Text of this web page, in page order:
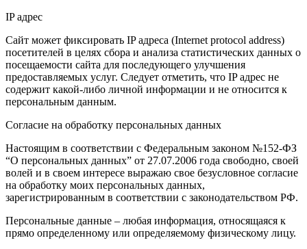
IP адрес
Сайт может фиксировать IP адреса (Internet protocol address)
посетителей в целях сбора и анализа статистических данных о
посещаемости сайта для последующего улучшения
предоставляемых услуг. Следует отметить, что IP адрес не
содержит какой-либо личной информации и не относится к
персональным данным.
Согласие на обработку персональных данных
Настоящим в соответствии с Федеральным законом №152-ФЗ
“О персональных данных” от 27.07.2006 года свободно, своей
волей и в своем интересе выражаю свое безусловное согласие
на обработку моих персональных данных,
зарегистрированным в соответствии с законодательством РФ.
Персональные данные – любая информация, относящаяся к
прямо определенному или определяемому физическому лицу.